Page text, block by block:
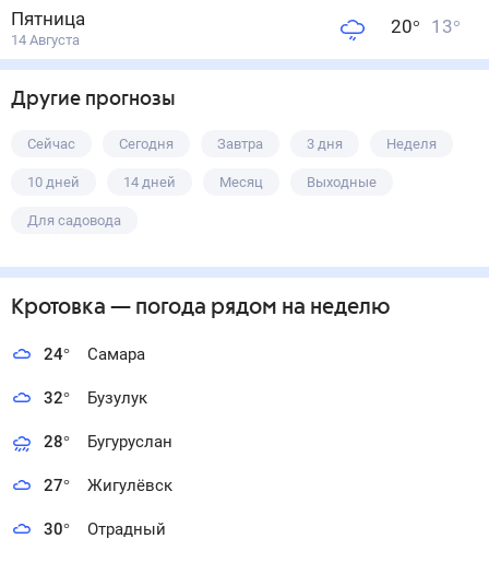
Пятница
14 Августа
20° 13°
Другие прогнозы
Сейчас Сегодня Завтра 3 дня Неделя
10 дней 14 дней Месяц Выходные
Для садовода
Кротовка — погода рядом на неделю
24° Самара
32° Бузулук
28° Бугуруслан
27° Жигулёвск
30° Отрадный